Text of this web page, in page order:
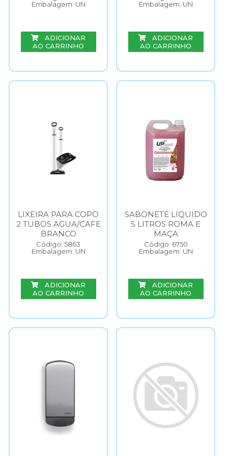
Embalagem: UN
ADICIONAR
AO CARRINHO
Embalagem: UN
ADICIONAR
AO CARRINHO
LIXEIRA PARA COPO
2 TUBOS AGUA/CAFE
BRANCO
Código: 5863
Embalagem: UN
ADICIONAR
AO CARRINHO
SABONETE LIQUIDO
5 LITROS ROMA E
MAÇA
Código: 6750
Embalagem: UN
ADICIONAR
AO CARRINHO